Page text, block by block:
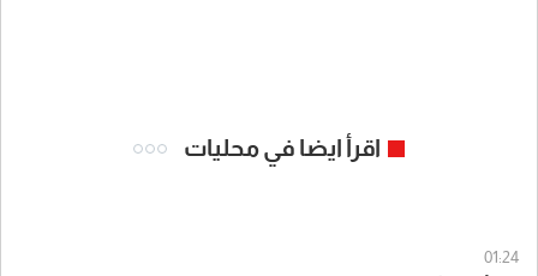
اقرأ ايضا في محليات
01:24